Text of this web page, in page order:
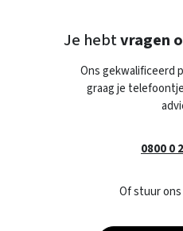
Je hebtvragen
Ons gekwalificeerd
graag je
0800 0
Of stuur